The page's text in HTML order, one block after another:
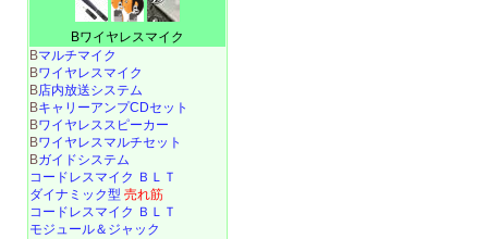
Bワイヤレスマイク
Bマルチマイク
Bワイヤレスマイク
B店内放送システム
BキャリーアンプCDセット
Bワイヤレススピーカー
Bワイヤレスマルチセット
Bガイドシステム
コードレスマイク ＢＬＴ
ダイナミック型 売れ筋
コードレスマイク ＢＬＴ
モジュール＆ジャック